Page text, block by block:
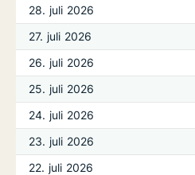
28. juli 2026
27. juli 2026
26. juli 2026
25. juli 2026
24. juli 2026
23. juli 2026
22. juli 2026